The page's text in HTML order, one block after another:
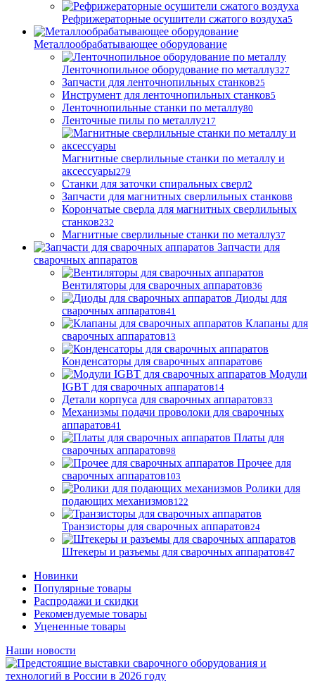
Рефрижераторные осушители сжатого воздуха5
Металлообрабатывающее оборудование
Ленточнопильное оборудование по металлу327
Запчасти для ленточнопильных станков25
Инструмент для ленточнопильных станков5
Ленточнопильные станки по металлу80
Ленточные пилы по металлу217
Магнитные сверлильные станки по металлу и
аксессуары279
Станки для заточки спиральных сверл2
Запчасти для магнитных сверлильных станков8
Корончатые сверла для магнитных сверлильных
станков232
Магнитные сверлильные станки по металлу37
Запчасти для
сварочных аппаратов
Вентиляторы для сварочных аппаратов36
Диоды для
сварочных аппаратов41
Клапаны для
сварочных аппаратов13
Конденсаторы для сварочных аппаратов6
Модули
IGBT для сварочных аппаратов14
Детали корпуса для сварочных аппаратов33
Механизмы подачи проволоки для сварочных
аппаратов41
Платы для
сварочных аппаратов98
Прочее для
сварочных аппаратов103
Ролики для
подающих механизмов122
Транзисторы для сварочных аппаратов24
Штекеры и разъемы для сварочных аппаратов47
Новинки
Популярные товары
Распродажи и скидки
Рекомендуемые товары
Уцененные товары
Наши новости